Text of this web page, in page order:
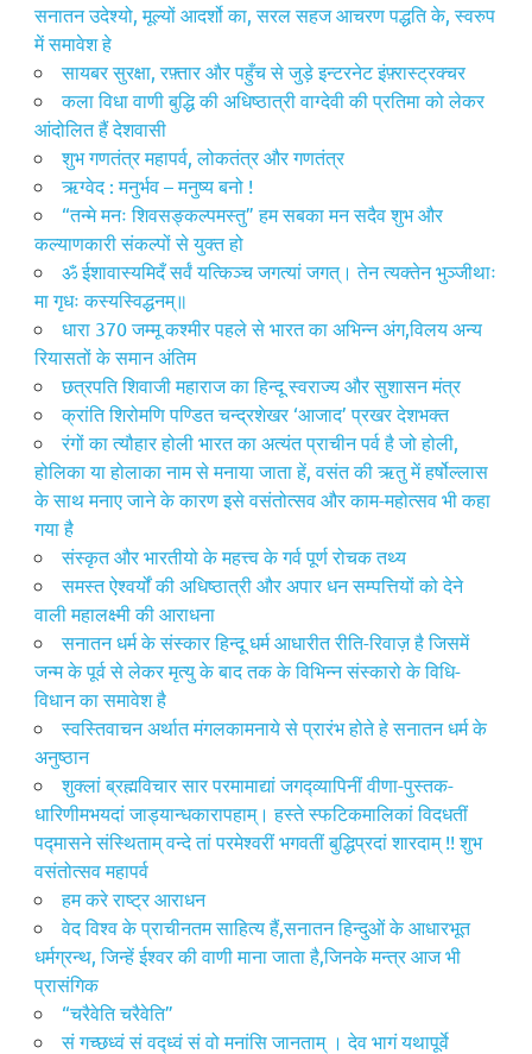
सनातन उदेश्यो, मूल्यों आदर्शो का, सरल सहज आचरण पद्धति के, स्वरुप
में समावेश हे
सायबर सुरक्षा, रफ़्तार और पहुँच से जुड़े इन्टरनेट इंफ़्रास्ट्रक्चर
कला विधा वाणी बुद्धि की अधिष्ठात्री वाग्देवी की प्रतिमा को लेकर
आंदोलित हैं देशवासी
शुभ गणतंत्र महापर्व, लोकतंत्र और गणतंत्र
ऋग्वेद : मनुर्भ‌व – मनुष्य बनो !
“तन्मे मनः शिवसङ्कल्पमस्तु” हम सबका मन सदैव शुभ और
कल्याणकारी संकल्पों से युक्त हो
ॐ ईशावास्यमिदँ सर्वं यत्किञ्च जगत्यां जगत्। तेन त्यक्तेन भुञ्जीथाः
मा गृधः कस्यस्विद्धनम्॥
धारा 370 जम्मू कश्मीर पहले से भारत का अभिन्न अंग,विलय अन्य
रियासतों के समान अंतिम
छत्रपति शिवाजी महाराज का हिन्दू स्वराज्य और सुशासन मंत्र
क्रांति शिरोमणि पण्डित चन्द्रशेखर ‘आजाद’ प्रखर देशभक्त
रंगों का त्यौहार होली भारत का अत्यंत प्राचीन पर्व है जो होली,
होलिका या होलाका नाम से मनाया जाता हें, वसंत की ऋतु में हर्षोल्लास
के साथ मनाए जाने के कारण इसे वसंतोत्सव और काम-महोत्सव भी कहा
गया है
संस्कृत और भारतीयो के महत्त्व के गर्व पूर्ण रोचक तथ्य
समस्त ऐश्वर्यों की अधिष्ठात्री और अपार धन सम्पत्तियों को देने
वाली महालक्ष्मी की आराधना
सनातन धर्म के संस्कार हिन्दू धर्म आधारीत रीति-रिवाज़ है जिसमें
जन्म के पूर्व से लेकर मृत्यु के बाद तक के विभिन्न संस्कारो के विधि-
विधान का समावेश है
स्वस्तिवाचन अर्थात मंगलकामनाये से प्रारंभ होते हे सनातन धर्म के
अनुष्ठान
शुक्लां ब्रह्मविचार सार परमामाद्यां जगद्व्यापिनीं वीणा-पुस्तक-
धारिणीमभयदां जाड्यान्धकारापहाम्‌। हस्ते स्फटिकमालिकां विदधतीं
पद्मासने संस्थिताम्‌ वन्दे तां परमेश्वरीं भगवतीं बुद्धिप्रदां शारदाम्‌ !! शुभ
वसंतोत्सव महापर्व
हम करे राष्ट्र आराधन
वेद विश्व के प्राचीनतम साहित्य हैं,सनातन हिन्दुओं के आधारभूत
धर्मग्रन्थ, जिन्हें ईश्वर की वाणी माना जाता है,जिनके मन्त्र आज भी
प्रासंगिक
“चरैवेति चरैवेति”
सं गच्छध्वं सं वद्ध्वं सं वो मनांसि जानताम् । देव भागं यथापूर्वे